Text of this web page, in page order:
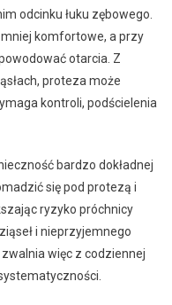
odcinku łuku zębowego.
komfortowe, a przy
otarcia. Z
proteza może
kontroli, podścielenia
bardzo dokładnej
się pod protezą i
ryzyko próchnicy
i nieprzyjemnego
więc z codziennej